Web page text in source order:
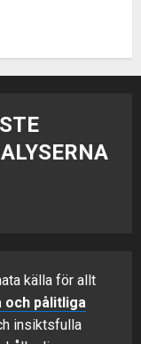
källa för allt
och pålitliga
insiktsfulla